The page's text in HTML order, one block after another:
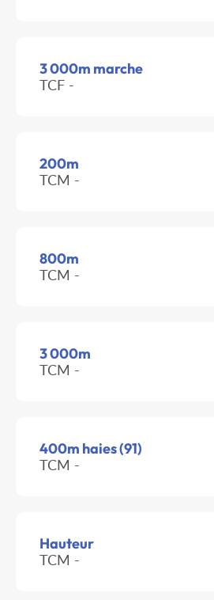
3 000m marche
TCF -
200m
TCM -
800m
TCM -
3 000m
TCM -
400m haies (91)
TCM -
Hauteur
TCM -